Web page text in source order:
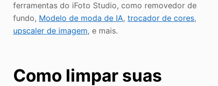
ferramentas do iFoto Studio, como removedor de
fundo, Modelo de moda de IA, trocador de cores,
upscaler de imagem, e mais.
Como limpar suas